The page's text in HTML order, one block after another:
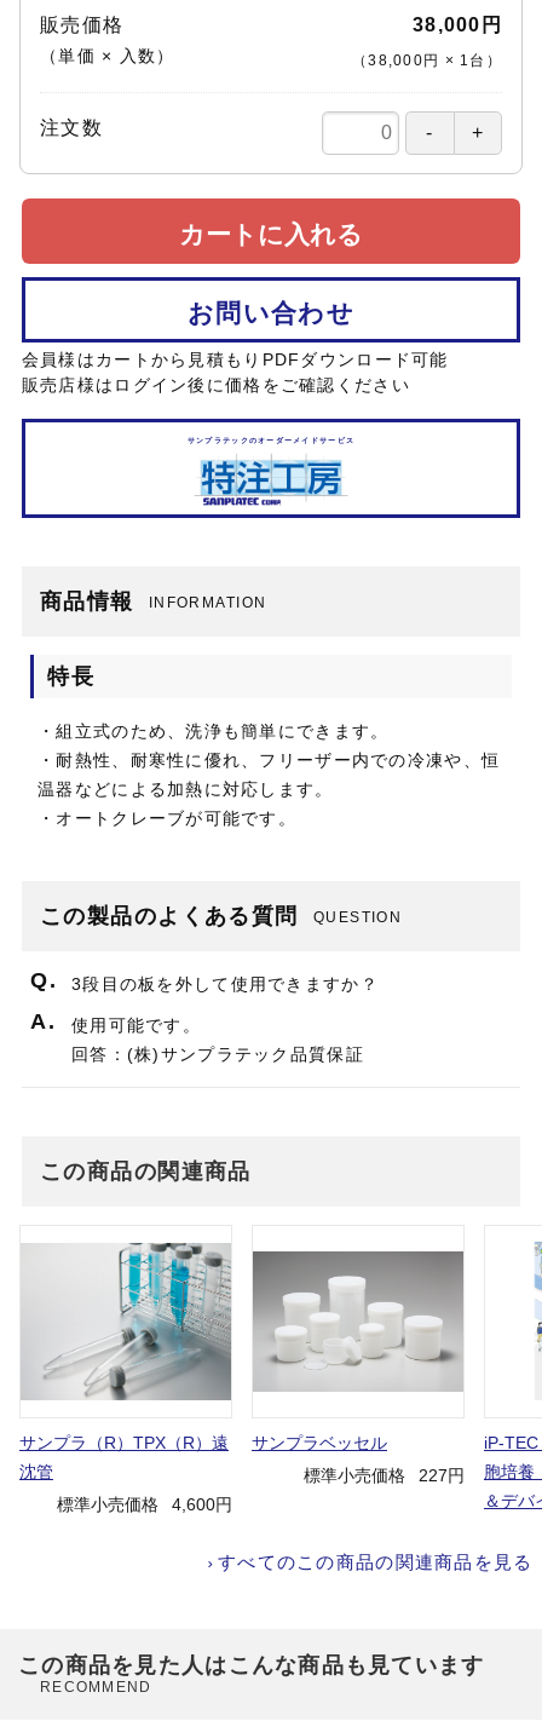
販売価格
（単価 × 入数）
38,000円
（38,000円 × 1 台 ）
注文数
サンプラテックのオーダーメイドサービス
お問い合わせ
カートに入れる
会員様はカートから見積もりPDFダウンロード可能
販売店様はログイン後に価格をご確認ください
商品情報 INFORMATION
特長
・組立式のため、洗浄も簡単にできます。
・耐熱性、耐寒性に優れ、フリーザー内での冷凍や、恒
温器などによる加熱に対応します。
・オートクレーブが可能です。
この製品のよくある質問 QUESTION
Q. 3段目の板を外して使用できますか？
A.
使用可能です。
回答：(株)サンプラテック品質保証
この商品の関連商品
サンプラ（R）TPX（R）遠
沈管
標準小売価格
4,600円
サンプラベッセル
標準小売価格
227円
iP-
胞培養
＆デバ
すべてのこの商品の関連商品を見る
この商品を見た人はこんな商品も見ています
RECOMMEND